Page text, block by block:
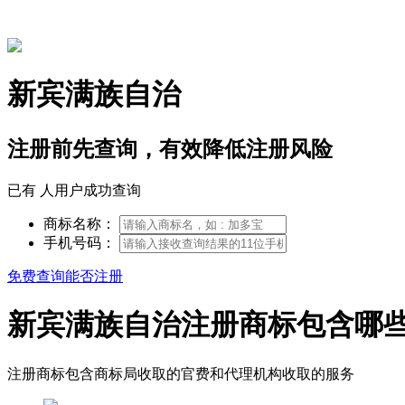
新宾满族自治
注册前先查询， 有效降低注册风险
已有 人用户成功查询
商标名称：
手机号码：
免费查询能否注册
新宾满族自治注册商标包含哪
注册商标包含商标局收取的官费和代理机构收取的服务